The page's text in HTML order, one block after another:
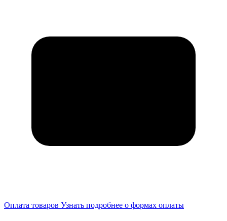
Оплата товаров Узнать подробнее о формах оплаты